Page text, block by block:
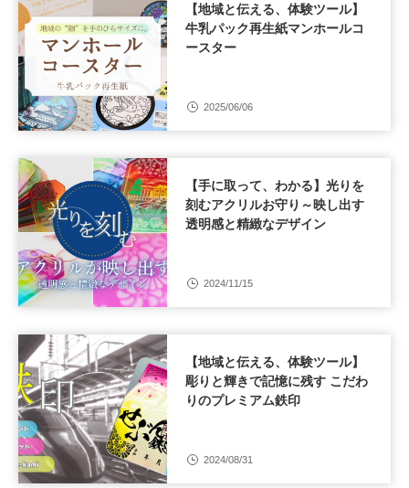
【地域と伝える、体験ツール】
牛乳パック再生紙マンホールコ
ースター
2025/06/06
【手に取って、わかる】光りを
刻むアクリルお守り～映し出す
透明感と精緻なデザイン
2024/11/15
【地域と伝える、体験ツール】
彫りと輝きで記憶に残す こだわ
りのプレミアム鉄印
2024/08/31